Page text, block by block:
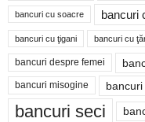
bancuri cu soacre bancuri
bancuri cu ţigani bancuri cu
bancuri despre femei
bancuri misogine
bancuri seci